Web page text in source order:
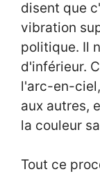
disent que
vibration
politique. Il
d'inférieur.
l'arc-en-
aux autres,
la couleur
Tout ce